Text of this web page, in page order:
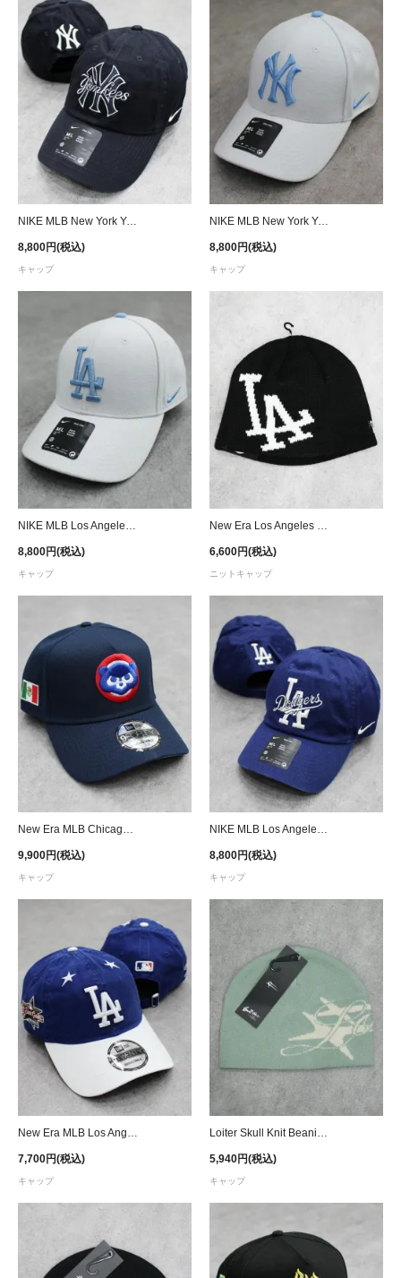
NIKE MLB New York Yankees Strapback Cap - Navy
8,800円(税込)
キャップ
NIKE MLB New York Yankees Adjustable Cap- Gray/Light Blue
8,800円(税込)
キャップ
8,800円(税込)
キャップ
6,600円(税込)
ニットキャップ
9,900円(税込)
キャップ
8,800円(税込)
キャップ
7,700円(税込)
キャップ
5,940円(税込)
キャップ